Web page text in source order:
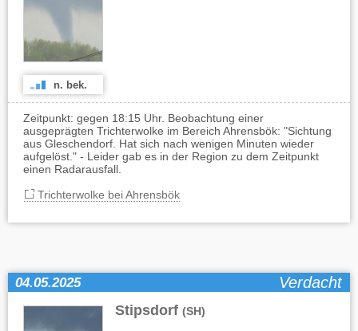
n. bek.
Zeitpunkt: gegen 18:15 Uhr. Beobachtung einer
ausgeprägten Trichterwolke im Bereich Ahrensbök: "Sichtung
aus Gleschendorf. Hat sich nach wenigen Minuten wieder
aufgelöst." - Leider gab es in der Region zu dem Zeitpunkt
einen Radarausfall.
Trichterwolke bei Ahrensbök
04.05.2025 Verdacht
Stipsdorf (SH)